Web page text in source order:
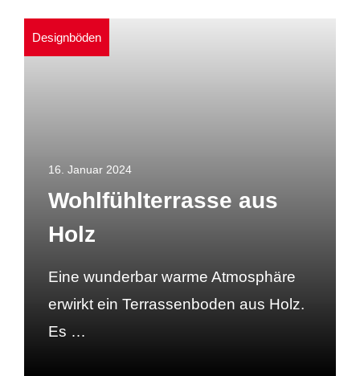
Designböden
16. Januar 2024
Wohlfühlterrasse aus
Holz
Eine wunderbar warme Atmosphäre
erwirkt ein Terrassenboden aus Holz.
Es …